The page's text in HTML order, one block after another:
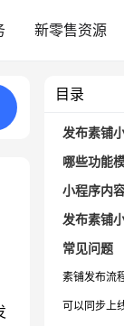
新零售资源
目录
常见问题